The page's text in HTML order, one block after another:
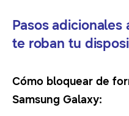
Pasos
te roban tu
Cómo bloquear de
Samsung Galaxy: